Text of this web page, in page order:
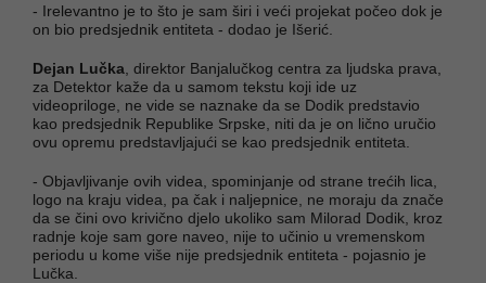
- Irelevantno je to što je sam širi i veći projekat počeo dok je
on bio predsjednik entiteta - dodao je Išerić.
Dejan Lučka , direktor Banjalučkog centra za ljudska prava,
za Detektor kaže da u samom tekstu koji ide uz
videopriloge, ne vide se naznake da se Dodik predstavio
kao predsjednik Republike Srpske, niti da je on lično uručio
ovu opremu predstavljajući se kao predsjednik entiteta.
- Objavljivanje ovih videa, spominjanje od strane trećih lica,
logo na kraju videa, pa čak i naljepnice, ne moraju da znače
da se čini ovo krivično djelo ukoliko sam Milorad Dodik, kroz
radnje koje sam gore naveo, nije to učinio u vremenskom
periodu u kome više nije predsjednik entiteta - pojasnio je
Lučka.